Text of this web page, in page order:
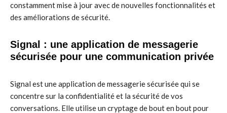
constamment mise à jour avec de nouvelles fonctionnalités et
des améliorations de sécurité.
Signal : une application de messagerie
sécurisée pour une communication privée
Signal est une application de messagerie sécurisée qui se
concentre sur la confidentialité et la sécurité de vos
conversations. Elle utilise un cryptage de bout en bout pour